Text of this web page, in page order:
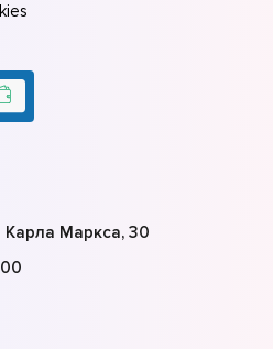
Карла Маркса, 30